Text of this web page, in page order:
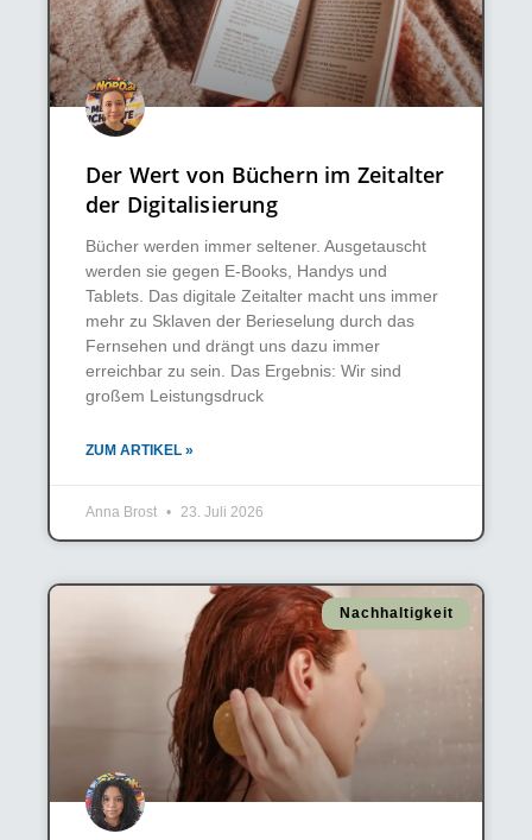
Der Wert von Büchern im Zeitalter
der Digitalisierung
Bücher werden immer seltener. Ausgetauscht
werden sie gegen E-Books, Handys und
Tablets. Das digitale Zeitalter macht uns immer
mehr zu Sklaven der Berieselung durch das
Fernsehen und drängt uns dazu immer
erreichbar zu sein. Das Ergebnis: Wir sind
großem Leistungsdruck
ZUM ARTIKEL »
Anna Brost 23. Juli 2026
Nachhaltigkeit